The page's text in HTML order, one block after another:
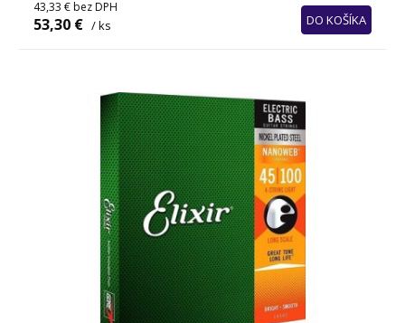
43,33 € bez DPH
53,30 € / ks DO KOŠÍKA